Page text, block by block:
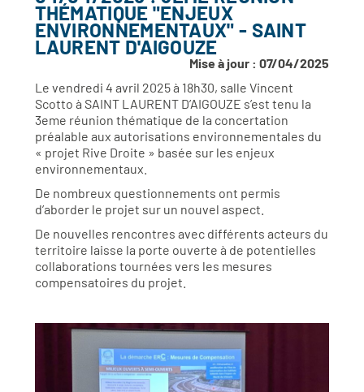
THÉMATIQUE "ENJEUX
ENVIRONNEMENTAUX" - SAINT
LAURENT D'AIGOUZE
Mise à jour : 07/04/2025
Le vendredi 4 avril 2025 à 18h30, salle Vincent
Scotto à SAINT LAURENT D’AIGOUZE s’est tenu la
3eme réunion thématique de la concertation
préalable aux autorisations environnementales du
« projet Rive Droite » basée sur les enjeux
environnementaux.
De nombreux questionnements ont permis
d’aborder le projet sur un nouvel aspect.
De nouvelles rencontres avec différents acteurs du
territoire laisse la porte ouverte à de potentielles
collaborations tournées vers les mesures
compensatoires du projet.